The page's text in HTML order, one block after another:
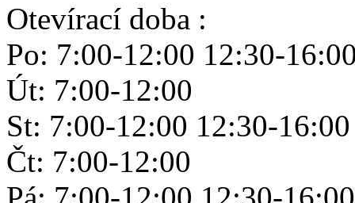
Otevírací doba :
Po: 7:00-12:00 12:30-
Út: 7:00-12:00
St: 7:00-12:00 12:30-16:00
Čt: 7:00-12:00